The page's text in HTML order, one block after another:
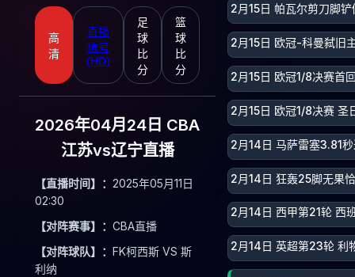
高
清
直播
信号
(HD)
足
球
比
分
篮
球
比
分
2026年04月24日 CBA
江苏vs辽宁直播
【直播时间】： 2025年05月11日
02:30
【对阵赛事】： CBA直播
【对阵球队】： FK柯西斯 VS 斯
利纳
2月15日 帕瓦尔剪刀脚
2月15日 欧冠-科曼弑旧
2月15日 欧冠1/8决赛首
2月15日 欧冠1/8决赛 圣
2月14日 马萨雷塞3.81
2月14日 狂轰25脚无果
2月14日 西甲第21轮 西
2月14日 英超第23轮 利